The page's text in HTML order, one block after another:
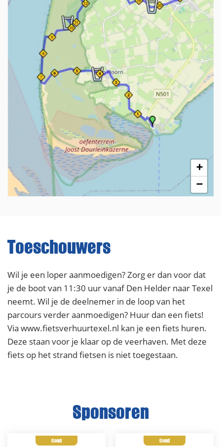
Toeschouwers
Wil je een loper aanmoedigen? Zorg er dan voor dat
je de boot van 11:30 uur vanaf Den Helder naar Texel
neemt. Wil je de deelnemer in de loop van het
parcours verder aanmoedigen? Huur dan een fiets!
Via www.fietsverhuurtexel.nl kan je een fiets huren.
Deze staan voor je klaar op de veerhaven. Met deze
fiets op het strand fietsen is niet toegestaan.
Sponsoren
Goud Goud